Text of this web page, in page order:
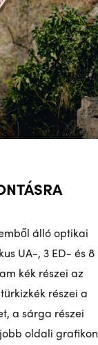
álló optikai
UA-, 3 ED- és 8
kék részei az
részei a
a sárga részei
oldali grafikon